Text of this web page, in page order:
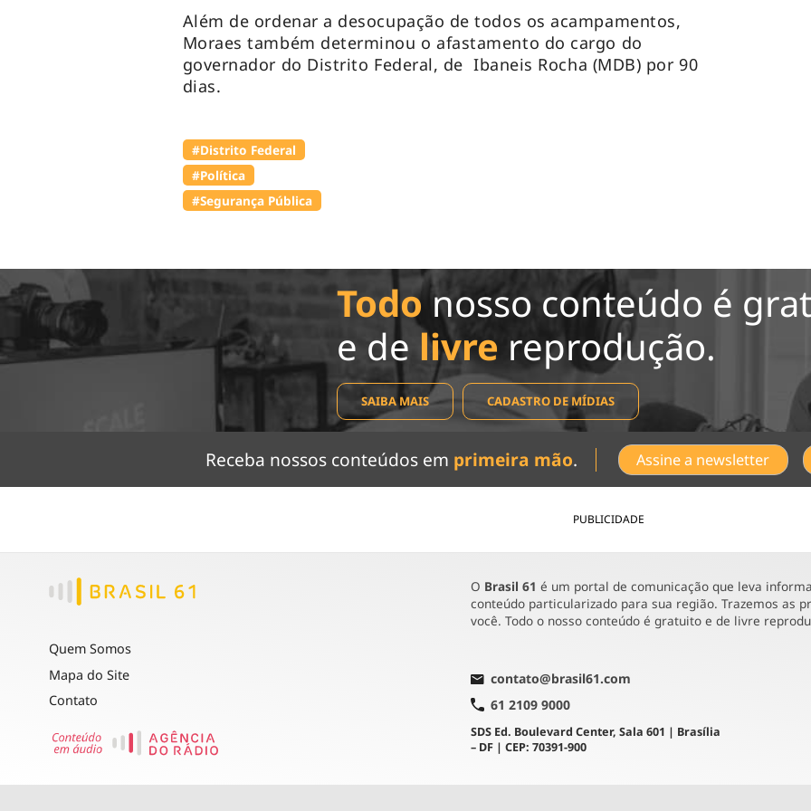
Além de ordenar a desocupação de todos os acampamentos,
Moraes também determinou o afastamento do cargo do
governador do Distrito Federal, de Ibaneis Rocha (MDB) por 90
dias.
#Distrito Federal
#Política
#Segurança Pública
Todonosso conteúdo é
e de livre reprodução.
SAIBA MAIS CADASTRO DE MÍDIAS
Receba nossos conteúdos em primeira mão. Assine a newsletter
PUBLICIDADE
Quem Somos
Mapa do Site
Contato
O Brasil 61 é um portal de comunicação que leva
conteúdo particularizado para sua região. Trazemos as
você. Todo o nosso conteúdo é gratuito e de livre
contato@brasil61.com
61 2109 9000
SDS Ed. Boulevard Center, Sala 601 | Brasília
– DF | CEP: 70391-900